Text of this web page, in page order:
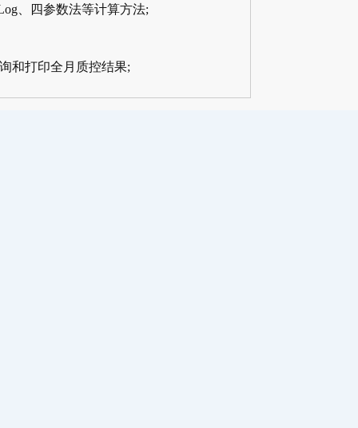
、四参数法等计算方法;
和打印全月质控结果;